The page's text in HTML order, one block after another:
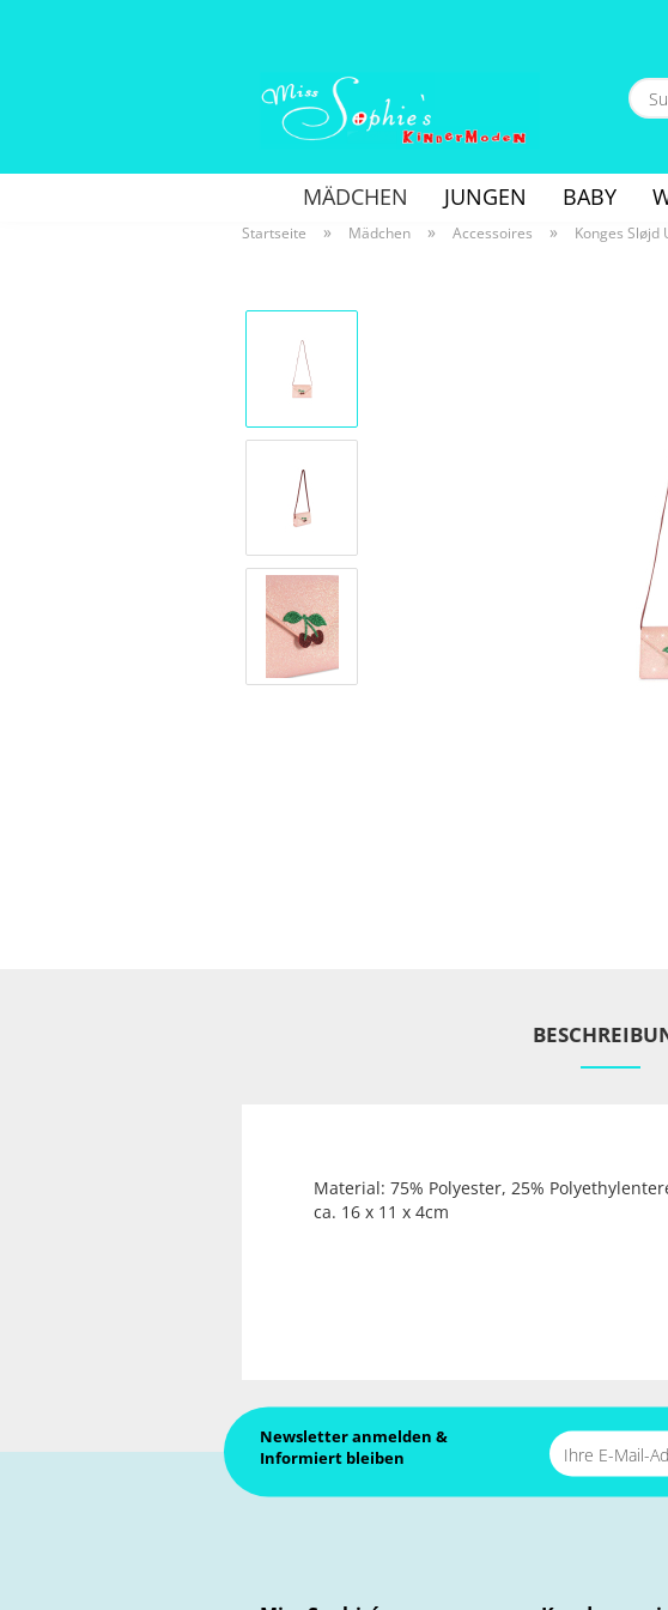
MÄDCHEN JUNGEN BABY
Startseite » Mädchen » Accessoires » Konges Sløjd
Material: 75% Polyester, 25%
ca. 16 x 11 x 4cm
Newsletter anmelden &
Informiert bleiben